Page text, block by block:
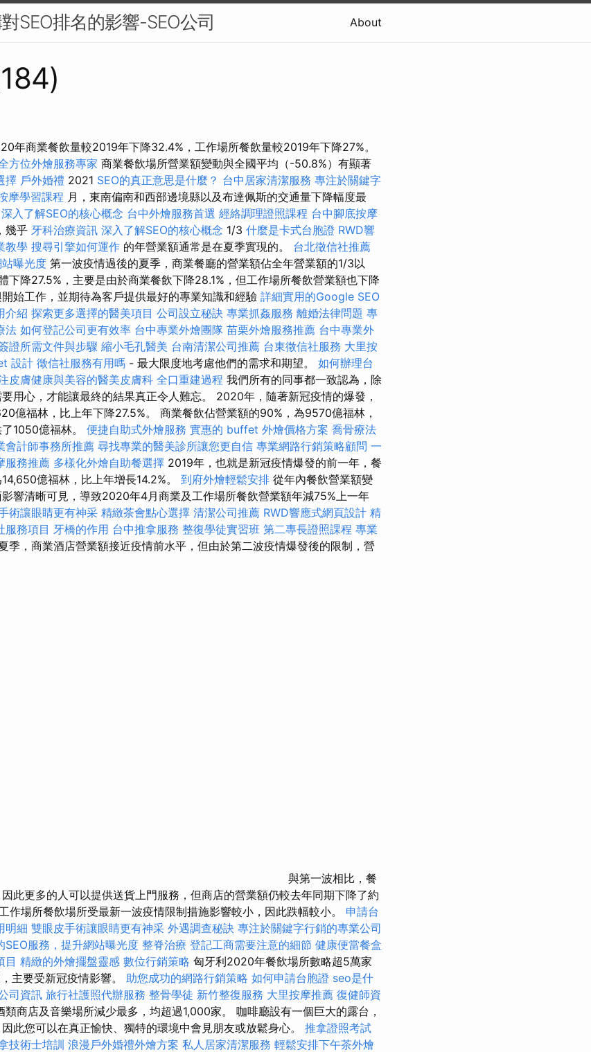
SEO排名的影響-SEO公司 About
年商業餐飲量較2019年下降32.4%，工作場所餐飲量較2019年下降27%。
方位外燴服務專家 商業餐飲場所營業額變動與全國平均（-50.8%）有顯著
擇 戶外婚禮 2021 SEO的真正意思是什麼？ 台中居家清潔服務 專注於關鍵字
摩學習課程 月，東南偏南和西部邊境縣以及布達佩斯的交通量下降幅度最
深入了解SEO的核心概念 台中外燴服務首選 經絡調理證照課程 台中腳底按摩
幾乎 牙科治療資訊 深入了解SEO的核心概念 1/3 什麼是卡式台胞證 RWD響
教學 搜尋引擎如何運作 的年營業額通常是在夏季實現的。 台北徵信社推薦
曝光度 第一波疫情過後的夏季，商業餐廳的營業額佔全年營業額的1/3以
下降27.5%，主要是由於商業餐飲下降28.1%，但工作場所餐飲營業額也下降
始工作，並期待為客戶提供最好的專業知識和經驗 詳細實用的Google SEO
介紹 探索更多選擇的醫美項目 公司設立秘訣 專業抓姦服務 離婚法律問題 專
法 如何登記公司更有效率 台中專業外燴團隊 苗栗外燴服務推薦 台中專業外
證所需文件與步驟 縮小毛孔醫美 台南清潔公司推薦 台東徵信社服務 大里按
設計 徵信社服務有用嗎 - 最大限度地考慮他們的需求和期望。 如何辦理台
皮膚健康與美容的醫美皮膚科 全口重建過程 我們所有的同事都一致認為，除
用心，才能讓最終的結果真正令人難忘。 2020年，隨著新冠疫情的爆發，
億福林，比上年下降27.5%。 商業餐飲佔營業額的90%，為9570億福林，
1050億福林。 便捷自助式外燴服務 實惠的 buffet 外燴價格方案 喬骨療法
會計師事務所推薦 尋找專業的醫美診所讓您更自信 專業網路行銷策略顧問 一
服務推薦 多樣化外燴自助餐選擇 2019年，也就是新冠疫情爆發的前一年，餐
億福林，比上年增長14.2%。 到府外燴輕鬆安排 從年內餐飲營業額變
響清晰可見，導致2020年4月商業及工作場所餐飲營業額年減75%上一年
術讓眼睛更有神采 精緻茶會點心選擇 清潔公司推薦 RWD響應式網頁設計 精
服務項目 牙橋的作用 台中推拿服務 整復學徒實習班 第二專長證照課程 專業
季，商業酒店營業額接近疫情前水平，但由於第二波疫情爆發後的限制，營
與第一波相比，餐
此更多的人可以提供送貨上門服務，但商店的營業額仍較去年同期下降了約
工作場所餐飲場所受最新一波疫情限制措施影響較小，因此跌幅較小。 申請台
明細 雙眼皮手術讓眼睛更有神采 外遇調查秘訣 專注於關鍵字行銷的專業公司
SEO服務，提升網站曝光度 整脊治療 登記工商需要注意的細節 健康便當餐盒
目 精緻的外燴擺盤靈感 數位行銷策略 匈牙利2020年餐飲場所數略超5萬家
主要受新冠疫情影響。 助您成功的網路行銷策略 如何申請台胞證 seo是什
司資訊 旅行社護照代辦服務 整骨學徒 新竹整復服務 大里按摩推薦 復健師資
類商店及音樂場所減少最多，均超過1,000家。 咖啡廳設有一個巨大的露台，
此您可以在真正愉快、獨特的環境中會見朋友或放鬆身心。 推拿證照考試
技術士培訓 浪漫戶外婚禮外燴方案 私人居家清潔服務 輕鬆安排下午茶外燴